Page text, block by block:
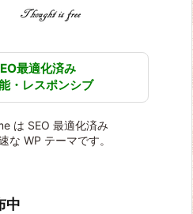
最適化済み
・レスポンシブ
は SEO 最適化済み
な WP テーマです。
中